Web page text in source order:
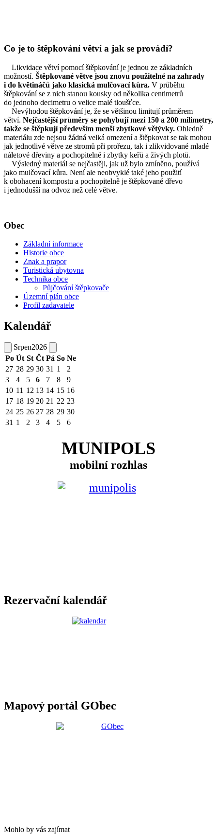
Co je to štěpkování větví a jak se provádí?
Likvidace větví pomocí štěpkování je jednou ze základních
možností. Štěpkované větve jsou znovu použitelné na zahrady
i do květináčů jako klasická mulčovací kůra. V průběhu
štěpkování se z nich stanou kousky od několika centimetrů
do jednoho decimetru o velice malé tloušťce.
Nevýhodou štěpkování je, že se většinou limitují průměrem
větví. Nejčastější průměry se pohybují mezi 150 a 200 milimetry,
takže se štěpkují především menší zbytkové větývky. Ohledně
materiálu zde nejsou žádná velká omezení a štěpkovat se tak mohou
jak jednotlivé větve ze stromů při prořezu, tak i zlikvidované mladé
náletové dřeviny a pochopitelně i zbytky keřů a živých plotů.
Výsledný materiál se nejčastěji, jak už bylo zmíněno, používá
jako mulčovací kůra. Není ale neobvyklé také jeho použití
k obohacení kompostu a pochopitelně je štěpkované dřevo
i jednodušší na odvoz než celé větve.
Obec
Základní informace
Historie obce
Znak a prapor
Turistická ubytovna
Technika obce
Půjčování štěpkovače
Územní plán obce
Profil zadavatele
Kalendář
Srpen2026
Po Út St Čt Pá So Ne
27 28 29 30 31 1
2
3
4 5 6 7 8
9
10 11 12 13 14 15 16
17 18 19 20 21 22 23
24 25 26 27 28 29 30
31 1 2 3 4 5 6
MUNIPOLS
mobilní rozhlas
Rezervační kalendář
Mapový portál GObec
Mohlo by vás zajímat